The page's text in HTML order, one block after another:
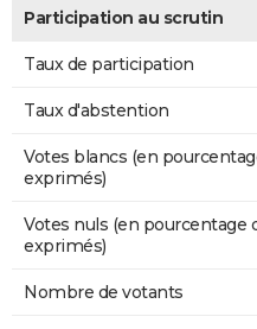
Participation au scrutin
Taux de participation
Taux d'abstention
Votes blancs (en
exprimés)
Votes nuls (en pourcentage
exprimés)
Nombre de votants